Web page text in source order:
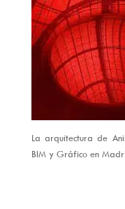
La arquitectura de
BIM y Gráfico en